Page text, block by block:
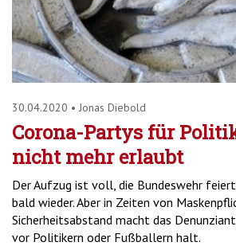
30.04.2020 • Jonas Diebold
Corona-Partys für
nicht mehr erlaubt
Der Aufzug ist voll, die Bundeswehr
bald wieder. Aber in Zeiten von
Sicherheitsabstand macht das
vor Politikern oder Fußballern halt.